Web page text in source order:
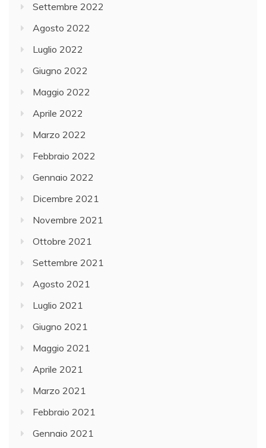
Settembre 2022
Agosto 2022
Luglio 2022
Giugno 2022
Maggio 2022
Aprile 2022
Marzo 2022
Febbraio 2022
Gennaio 2022
Dicembre 2021
Novembre 2021
Ottobre 2021
Settembre 2021
Agosto 2021
Luglio 2021
Giugno 2021
Maggio 2021
Aprile 2021
Marzo 2021
Febbraio 2021
Gennaio 2021